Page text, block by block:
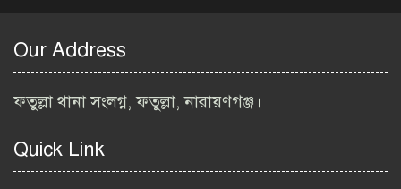
২০২৬ | BIWTA Job Circular
Our Address
ফতুল্লা থানা সংলগ্ন, ফতুল্লা, নারায়ণগঞ্জ।
Quick Link